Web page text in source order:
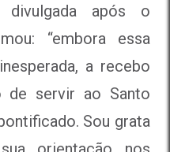
divulgada após o
“embora essa
a recebo
de servir ao Santo
Sou grata